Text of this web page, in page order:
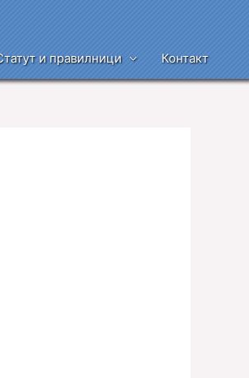
и правилници Контакт